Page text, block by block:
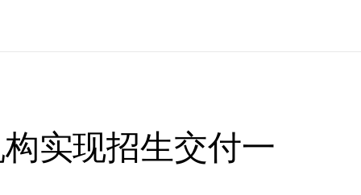
实现招生交付一